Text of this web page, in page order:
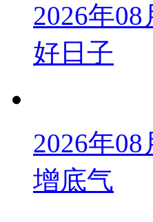
2026年
好日子
2026年
增底气